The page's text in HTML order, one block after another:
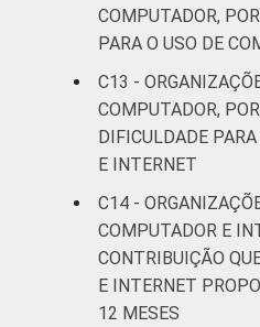
COMPUTADOR,
PARA O USO DE
C13 -
COMPUTADOR,
DIFICULDADE
E INTERNET
C14 -
COMPUTADOR E
CONTRIBUIÇÃO
E INTERNET
12 MESES